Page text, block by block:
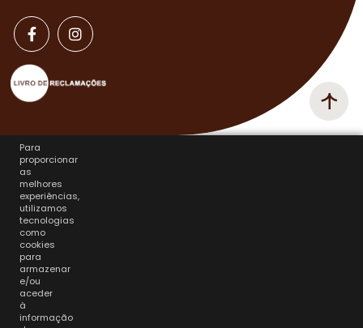
Para
proporcionar
as
melhores
experiências,
utilizamos
tecnologias
como
cookies
para
armazenar
e/ou
aceder
à
informação